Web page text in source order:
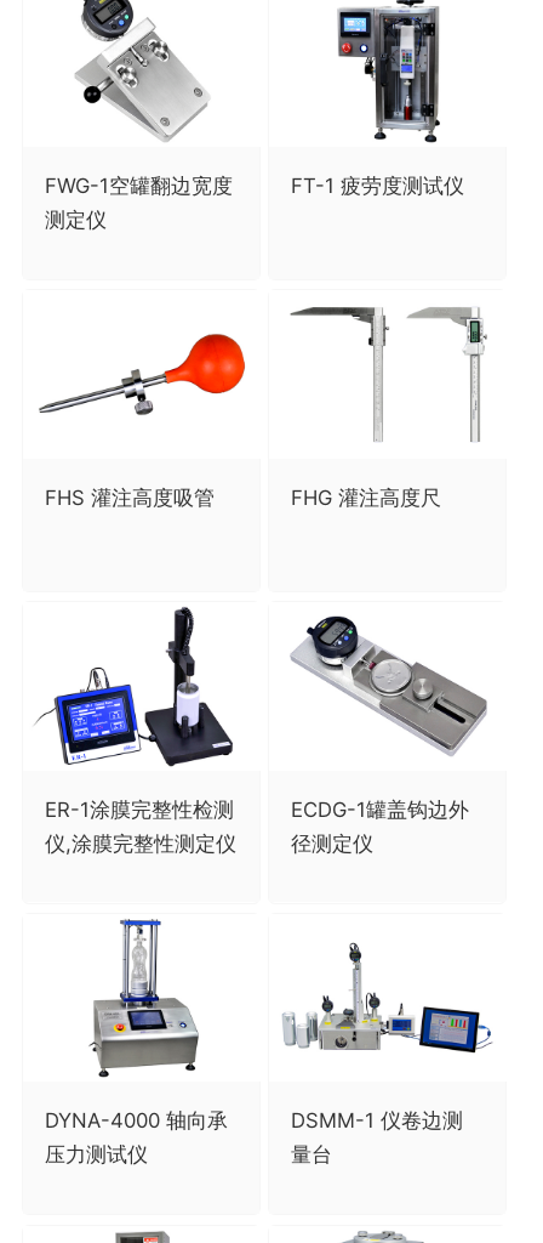
FWG-1空罐翻边宽度
测定仪
FT-1 疲劳度测试仪
FHS 灌注高度吸管 FHG 灌注高度尺
ER-1涂膜完整性检测
仪,涂膜完整性测定仪
ECDG-1罐盖钩边外
径测定仪
DYNA-4000 轴向承
压力测试仪
DSMM-1 仪卷边测
量台